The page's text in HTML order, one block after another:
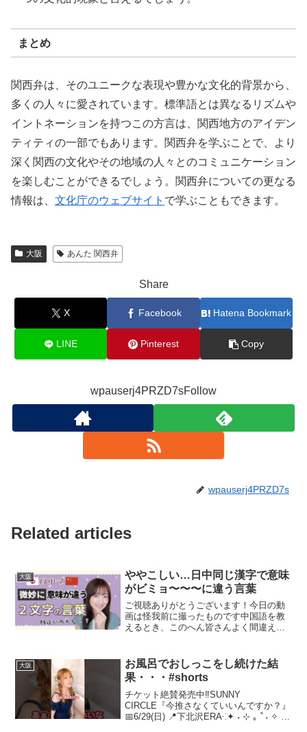
まとめ
関西弁は、そのユニークな表現や豊かな文化的背景から、
多くの人々に愛されています。標準語とは異なるリズムや
イントネーションを持つこの方言は、関西地方のアイデン
ティティの一部でもあります。関西弁を学ぶことで、より
深く関西の文化やその地域の人々とのコミュニケーション
を楽しむことができるでしょう。関西弁についての更なる
情報は、 文化庁のウェブサイト で学ぶこともできます。
大阪 あんた 関西弁
Share
X Facebook Hatena Bookmark
LINE Pinterest Copy
wpauserj4PRZD7sFollow
wpauserj4PRZD7s
Related articles
大阪
ややこしい…日中同じ漢字で意味
がビミョ〜〜〜に違う言葉
ご視聴ありがとうございます！今日の動
画は怪我前に撮ったものです中国語を教
えるとき、このへん皆さんよく間違えて
きますね＾＾もし今回の動画を気に入っ
ていただけたらくまちゃん...
大阪
お風呂でおしっこをし続けた結
果・・・#shorts
チケット絶賛発売中‼️SUNNY
CIRCLE『今推さなくていいんですか？』
📅6/29(日) 📍下北沢ERA⁖✦ ˖ ⊹ ｡ ﾟ˖ ✧ ⊹